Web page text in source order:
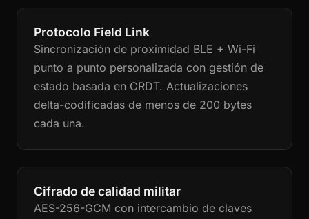
Protocolo Field Link
Sincronización de proximidad BLE + Wi-Fi
punto a punto personalizada con gestión de
estado basada en CRDT. Actualizaciones
delta-codificadas de menos de 200 bytes
cada una.
Cifrado de calidad militar
AES-256-GCM con intercambio de claves